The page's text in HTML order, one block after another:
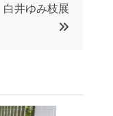
井ゆみ枝展